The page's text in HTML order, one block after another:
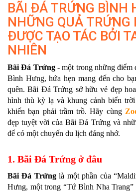
BÃI ĐÁ TRỨNG BÌNH
NHỮNG QUẢ TRỨNG
ĐƯỢC TẠO TÁC BỞI
NHIÊN
Bãi Đá Trứng- một trong những điểm
Bình Hưng, hứa hẹn mang đến cho
quên. Bãi Đá Trứng sở hữu vẻ đẹp
hình thù kỳ lạ và khung cảnh biển
khiến bạn phải trầm trồ. Hãy cùng
đẹp tuyệt vời của Bãi Đá Trứng và
để có một chuyến du lịch đáng nhớ.
1. Bãi Đá Trứng ở đâu
Bãi Đá Trứnglà một phần của
Hưng, một trong “Tứ Bình Nha